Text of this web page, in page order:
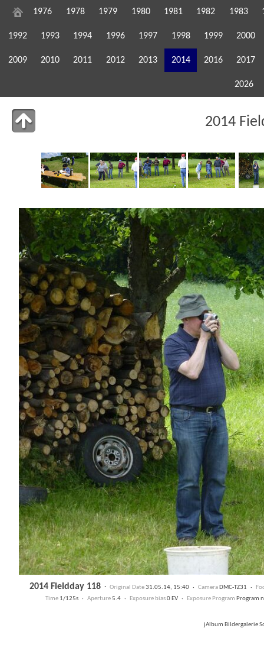
1976 1978 1979 1980 1981 1982 1983
1992 1993 1994 1996 1997 1998 1999 2000
2009 2010 2011 2012 2013 2014 2016 2017
2026
2014
2014 Fieldday 118· Original Date31.05.14, 15:40 · CameraDMC-TZ31 ·
Time 1/125s · Aperture5.4 · Exposure bias0 EV · Exposure Program Program
jAlbum Bildergalerie